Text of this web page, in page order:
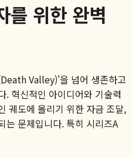
를 위한 완벽
Valley)'을 넘어 생존하고
. 혁신적인 아이디어와 기술력
궤도에 올리기 위한 자금 조달,
는 문제입니다. 특히 시리즈A